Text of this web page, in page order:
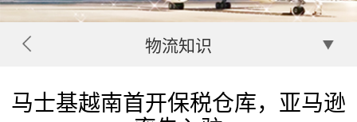
物流知识
马士基越南首开保税仓库，亚马逊